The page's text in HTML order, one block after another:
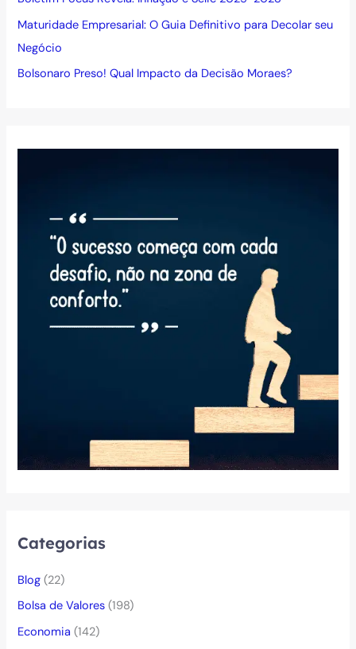
Maturidade Empresarial: O Guia Definitivo para Decolar seu
Negócio
Bolsonaro Preso! Qual Impacto da Decisão Moraes?
Categorias
Blog (22)
Bolsa de Valores (198)
Economia (142)